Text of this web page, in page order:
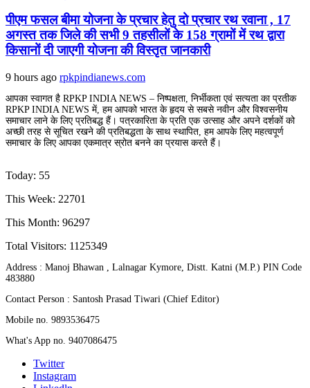
पीएम फसल बीमा योजना के प्रचार हेतु दो प्रचार रथ रवाना , 17
अगस्त तक जिले की सभी 9 तहसीलों के 158 ग्रामों में रथ द्वारा
किसानों दी जाएगी योजना की विस्तृत जानकारी
9 hours ago rpkpindianews.com
आपका स्वागत है RPKP INDIA NEWS – निष्पक्षता, निर्भीकता एवं सत्यता का प्रतीक
RPKP INDIA NEWS में, हम आपको भारत के हृदय से सबसे नवीन और विश्वसनीय
समाचार लाने के लिए प्रतिबद्ध हैं। पत्रकारिता के प्रति एक उत्साह और अपने दर्शकों को
अच्छी तरह से सूचित रखने की प्रतिबद्धता के साथ स्थापित, हम आपके लिए महत्वपूर्ण
समाचार के लिए आपका एकमात्र स्रोत बनने का प्रयास करते हैं।
Today: 55
This Week: 22701
This Month: 96297
Total Visitors: 1125349
Address : Manoj Bhawan , Lalnagar Kymore, Distt. Katni (M.P.) PIN Code
483880
Contact Person : Santosh Prasad Tiwari (Chief Editor)
Mobile no. 9893536475
What's App no. 9407086475
Twitter
Instagram